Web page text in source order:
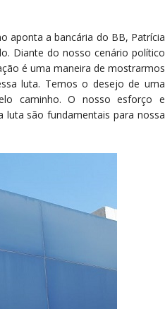
aponta a bancária do BB, Patrícia
Diante do nosso cenário político
é uma maneira de mostrarmos
luta. Temos o desejo de uma
caminho. O nosso esforço e
luta são fundamentais para nossa